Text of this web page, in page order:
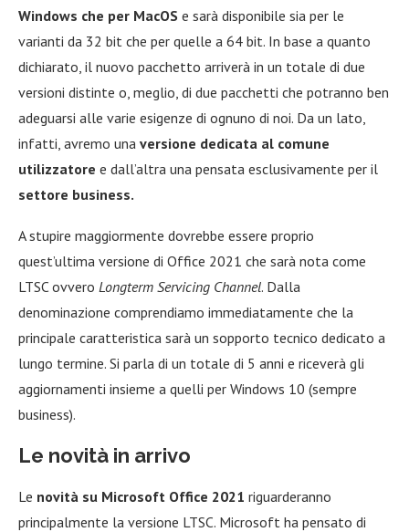
Windows che per MacOS e sarà disponibile sia per le
varianti da 32 bit che per quelle a 64 bit. In base a quanto
dichiarato, il nuovo pacchetto arriverà in un totale di due
versioni distinte o, meglio, di due pacchetti che potranno ben
adeguarsi alle varie esigenze di ognuno di noi. Da un lato,
infatti, avremo una versione dedicata al comune
utilizzatore e dall’altra una pensata esclusivamente per il
settore business.
A stupire maggiormente dovrebbe essere proprio
quest’ultima versione di Office 2021 che sarà nota come
LTSC ovvero Longterm Servicing Channel. Dalla
denominazione comprendiamo immediatamente che la
principale caratteristica sarà un sopporto tecnico dedicato a
lungo termine. Si parla di un totale di 5 anni e riceverà gli
aggiornamenti insieme a quelli per Windows 10 (sempre
business).
Le novità in arrivo
Le novità su Microsoft Office 2021 riguarderanno
principalmente la versione LTSC. Microsoft ha pensato di